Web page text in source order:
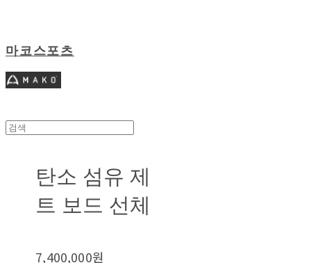
마코스포츠
탄소 섬유 제
트 보드 선체
7,400,000원